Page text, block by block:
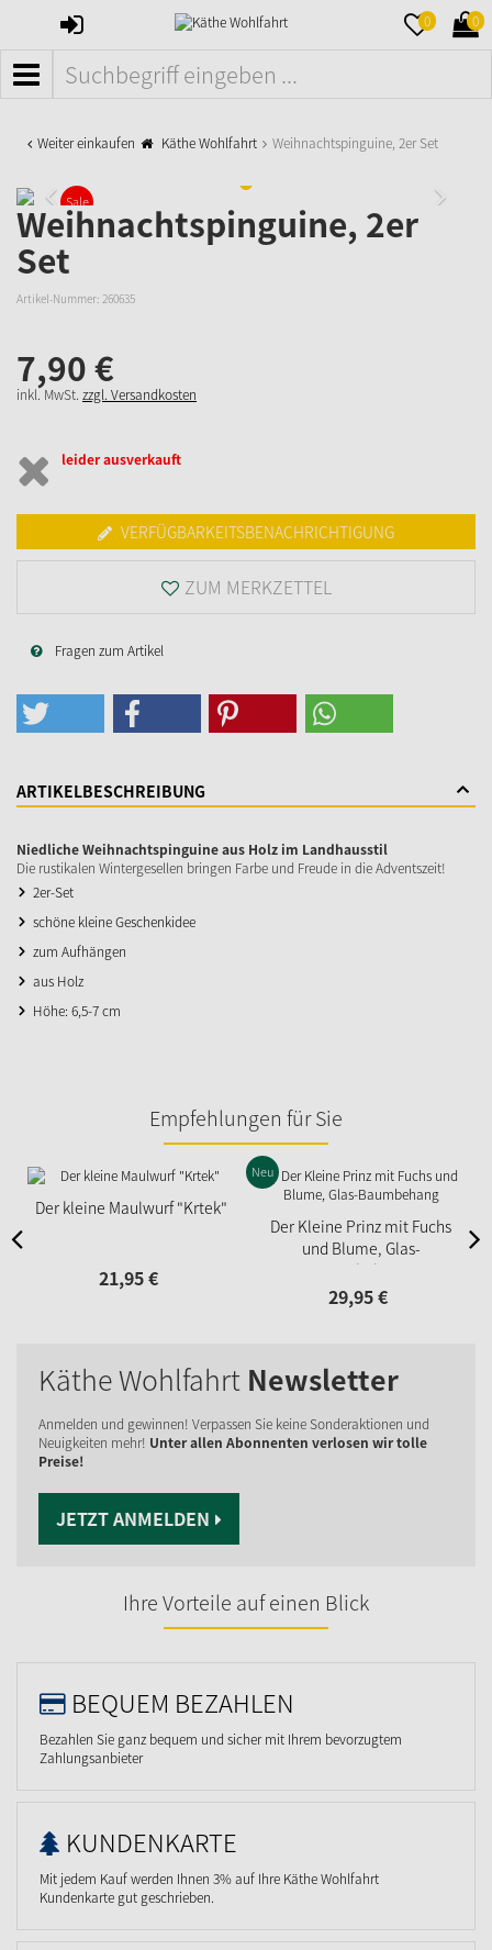
ANMELDEN 0 0
MENÜ
Weiter einkaufen Käthe Wohlfahrt Weihnachtspinguine, 2er Set
Sale
Weihnachtspinguine, 2er
Set
Artikel-Nummer: 260635
7,90€
inkl. MwSt. zzgl. Versandkosten
leider ausverkauft
VERFÜGBARKEITSBENACHRICHTIGUNG
ZUM MERKZETTEL
Fragen zum Artikel
ARTIKELBESCHREIBUNG
Niedliche Weihnachtspinguine aus Holz im Landhausstil
Die rustikalen Wintergesellen bringen Farbe und Freude in die Adventszeit!
2er-Set
schöne kleine Geschenkidee
zum Aufhängen
aus Holz
Höhe: 6,5-7 cm
Empfehlungen für Sie
Der kleine Maulwurf "Krtek"
21,95€
Der Kleine Prinz mit Fuchs
und Blume, Glas-
Baumbehang
Neu
29,95€
Käthe Wohlfahrt Newsletter
Anmelden und gewinnen! Verpassen Sie keine Sonderaktionen und
Neuigkeiten mehr! Unter allen Abonnenten verlosen wir tolle
Preise!
JETZT ANMELDEN
Ihre Vorteile auf einen Blick
BEQUEM BEZAHLEN
Bezahlen Sie ganz bequem und sicher mit Ihrem bevorzugtem
Zahlungsanbieter
KUNDENKARTE
Mit jedem Kauf werden Ihnen 3% auf Ihre Käthe Wohlfahrt
Kundenkarte gut geschrieben.